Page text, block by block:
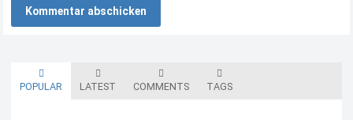
POPULAR LATEST COMMENTS TAGS